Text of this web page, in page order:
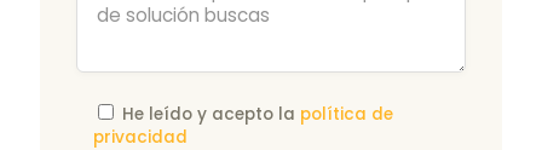
He leído y acepto la política de
privacidad